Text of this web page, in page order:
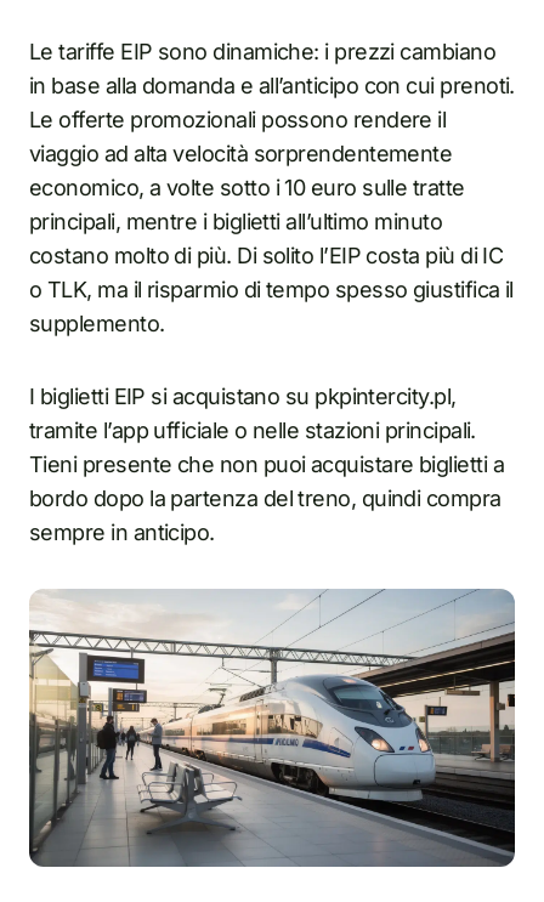
Le tariffe EIP sono dinamiche: i prezzi cambiano
in base alla domanda e all’anticipo con cui prenoti.
Le offerte promozionali possono rendere il
viaggio ad alta velocità sorprendentemente
economico, a volte sotto i 10 euro sulle tratte
principali, mentre i biglietti all’ultimo minuto
costano molto di più. Di solito l’EIP costa più di IC
o TLK, ma il risparmio di tempo spesso giustifica il
supplemento.
I biglietti EIP si acquistano su pkpintercity.pl,
tramite l’app ufficiale o nelle stazioni principali.
Tieni presente che non puoi acquistare biglietti a
bordo dopo la partenza del treno, quindi compra
sempre in anticipo.